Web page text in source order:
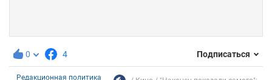
0 4 Подписаться
Редакционная политика